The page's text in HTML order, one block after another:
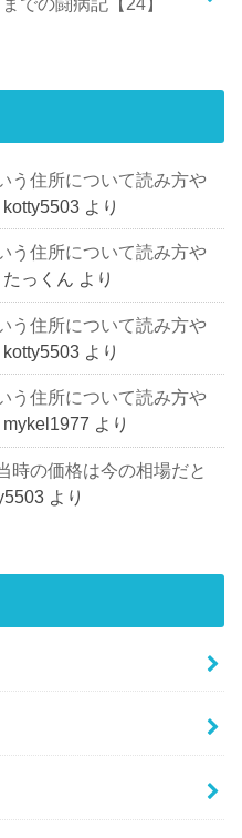
う住所について読み方や
kotty5503 より
う住所について読み方や
たっくん より
う住所について読み方や
kotty5503 より
う住所について読み方や
mykel1977 より
時の価格は今の相場だと
より